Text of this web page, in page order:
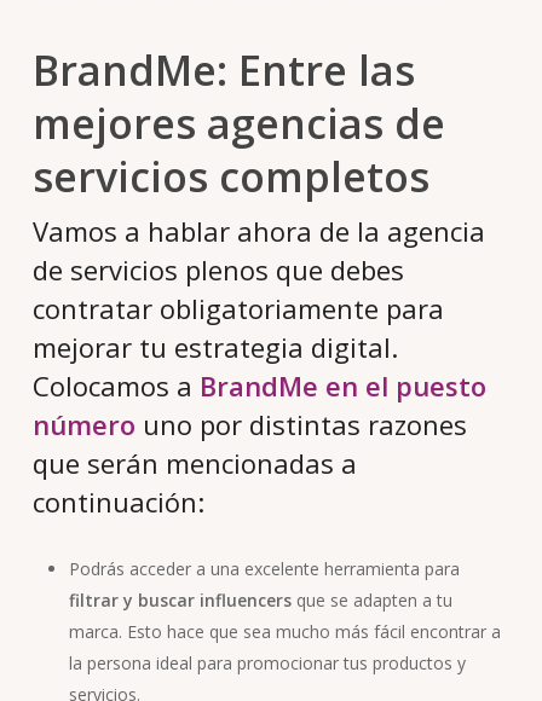
BrandMe: Entre las
mejores agencias de
servicios completos
Vamos a hablar ahora de la agencia
de servicios plenos que debes
contratar obligatoriamente para
mejorar tu estrategia digital.
Colocamos a BrandMe en el puesto
número uno por distintas razones
que serán mencionadas a
continuación:
Podrás acceder a una excelente herramienta para
filtrar y buscar influencersque se adapten a tu
marca. Esto hace que sea mucho más fácil encontrar a
la persona ideal para promocionar tus productos y
servicios.